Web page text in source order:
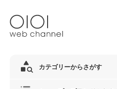
カテゴリーからさがす